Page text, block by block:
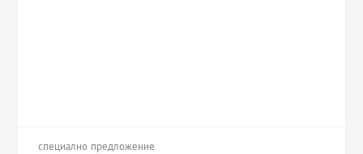
специално предложение